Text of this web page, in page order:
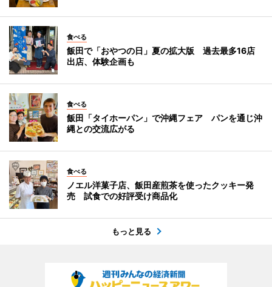
食べる
飯田で「おやつの日」夏の拡大版 過去最多16店
出店、体験企画も
食べる
飯田「タイホーパン」で沖縄フェア パンを通じ沖
縄との交流広がる
食べる
ノエル洋菓子店、飯田産煎茶を使ったクッキー発
売 試食での好評受け商品化
もっと見る